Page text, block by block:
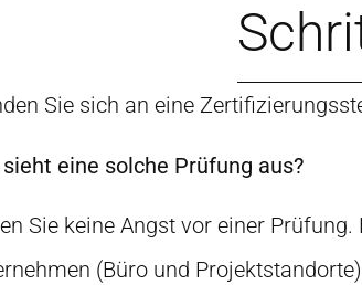
Sie sich an eine
eine solche Prüfung aus?
Sie keine Angst vor einer
(Büro und